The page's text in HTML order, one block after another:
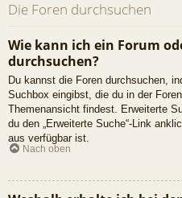
Die Foren durchsuchen
Wie kann ich ein Forum
durchsuchen?
Du kannst die Foren durchsuchen,
Suchbox eingibst, die du in der
Themenansicht findest. Erweiterte
du den „Erweiterte Suche“-Link
aus verfügbar ist.
Nach oben